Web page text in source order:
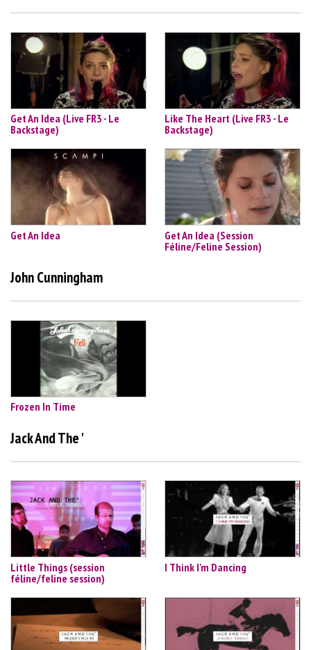
Get An Idea (Live FR3 - Le
Backstage)
Like The Heart (Live FR3 - Le
Backstage)
Get An Idea
Get An Idea (Session
Féline/Feline Session)
John Cunningham
Frozen In Time
Jack And The '
Little Things (session
féline/feline session)
I Think I'm Dancing